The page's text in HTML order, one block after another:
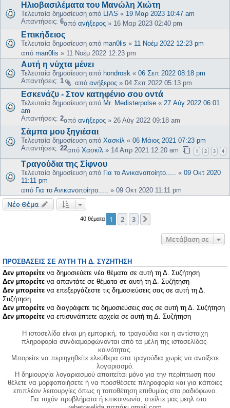
Ηλιοβασιλέματα του Μανώλη Χιώτη
Τελευταία δημοσίευση από LIAS « 19 Μαρ 2023 10:47 am
Απαντήσεις: 6από ανήξερος » 16 Μαρ 2023 02:40 pm
Επικήδειος
Τελευταία δημοσίευση από man0lis « 11 Νοέμ 2022 12:23 pm
από man0lis » 11 Νοέμ 2022 12:23 pm
Αυτή η νύχτα μένει
Τελευταία δημοσίευση από hondrosk « 06 Σεπ 2022 08:18 pm
Απαντήσεις: 1 από ανήξερος » 04 Σεπ 2022 05:13 pm
Εσκενάζυ - Στον κατηφένιο σου οντά
Τελευταία δημοσίευση από Mr. Medisterpolse « 27 Αύγ 2022 06:01
am
Απαντήσεις: 2από ανήξερος » 26 Αύγ 2022 09:18 am
Σάμπα μου ξηγιέσαι
Τελευταία δημοσίευση από Χασκίλ « 06 Μάιος 2021 07:23 pm
Απαντήσεις: 22από Χασκίλ » 14 Απρ 2021 12:20 am 1 2 3 4
Τραγούδια της Σίφνου
Τελευταία δημοσίευση από Για το Ανικανοποίητο..... « 09 Οκτ 2020
11:11 pm
από Για το Ανικανοποίητο..... » 09 Οκτ 2020 11:11 pm
Νέο Θέμα
40 θέματα 1 2 3
Μετάβαση σε
ΠΡΟΣΒΆΣΕΙΣ ΣΕ ΑΥΤΉ ΤΗ Δ. ΣΥΖΉΤΗΣΗ
Δεν μπορείτε να δημοσιεύετε νέα θέματα σε αυτή τη Δ. Συζήτηση
Δεν μπορείτε να απαντάτε σε θέματα σε αυτή τη Δ. Συζήτηση
Δεν μπορείτε να επεξεργάζεστε τις δημοσιεύσεις σας σε αυτή τη Δ.
Συζήτηση
Δεν μπορείτε να διαγράφετε τις δημοσιεύσεις σας σε αυτή τη Δ. Συζήτηση
Δεν μπορείτε να επισυνάπτετε αρχεία σε αυτή τη Δ. Συζήτηση
Η ιστοσελίδα είναι μη εμπορική, τα τραγούδια και η αντίστοιχη
πληροφορία συνδιαμορφώνονται από τα μέλη της ιστοσελίδας-
κοινότητας.
Μπορείτε να περιηγηθείτε ελεύθερα στα τραγούδια χωρίς να ανοίξετε
λογαριασμό.
Η δημιουργία λογαριασμού απαιτείται μόνο για την περίπτωση που
θέλετε να μορφοποιήσετε ή να προσθέσετε πληροφορία και για κάποιες
επιπλέον λειτουργίες όπως η τοποθέτηση επιθυμίας στο ραδιόφωνο.
Για τυχόν προβλήματα ή επικοινωνία, στείλτε μας μεηλ στο